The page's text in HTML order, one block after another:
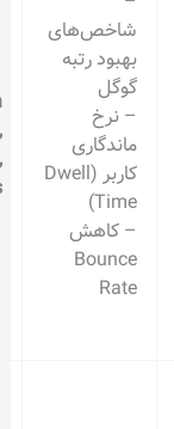
Search
Console,
Hotjar,
Ahrefs